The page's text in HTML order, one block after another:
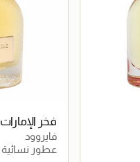
فخر الإمارات
فايروود
عطور نسائية